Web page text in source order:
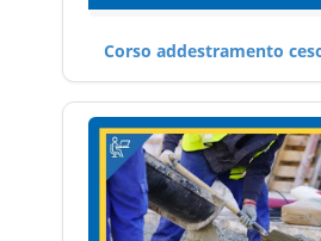
Corso addestramento